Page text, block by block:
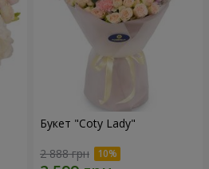
Букет "Coty Lady"
2 888 грн